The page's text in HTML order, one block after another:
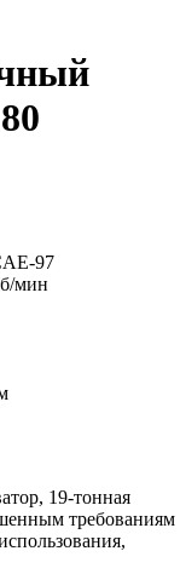
97
мин
19-тонная
требованиям